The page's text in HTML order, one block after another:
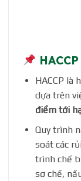
HACCP là
dựa trên
điểm tới
Quy trình
soát các
trình chế
sơ chế,